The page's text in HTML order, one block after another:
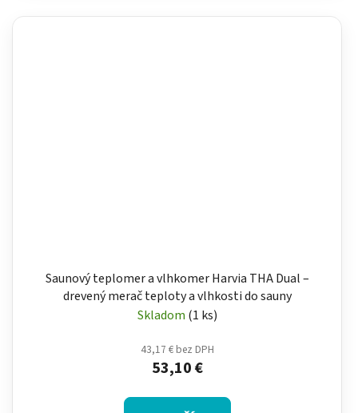
Saunový teplomer a vlhkomer Harvia THA Dual –
drevený merač teploty a vlhkosti do sauny
Skladom (1 ks)
43,17 € bez DPH
53,10 €